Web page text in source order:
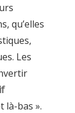
qu’elles
Les
là-bas ».